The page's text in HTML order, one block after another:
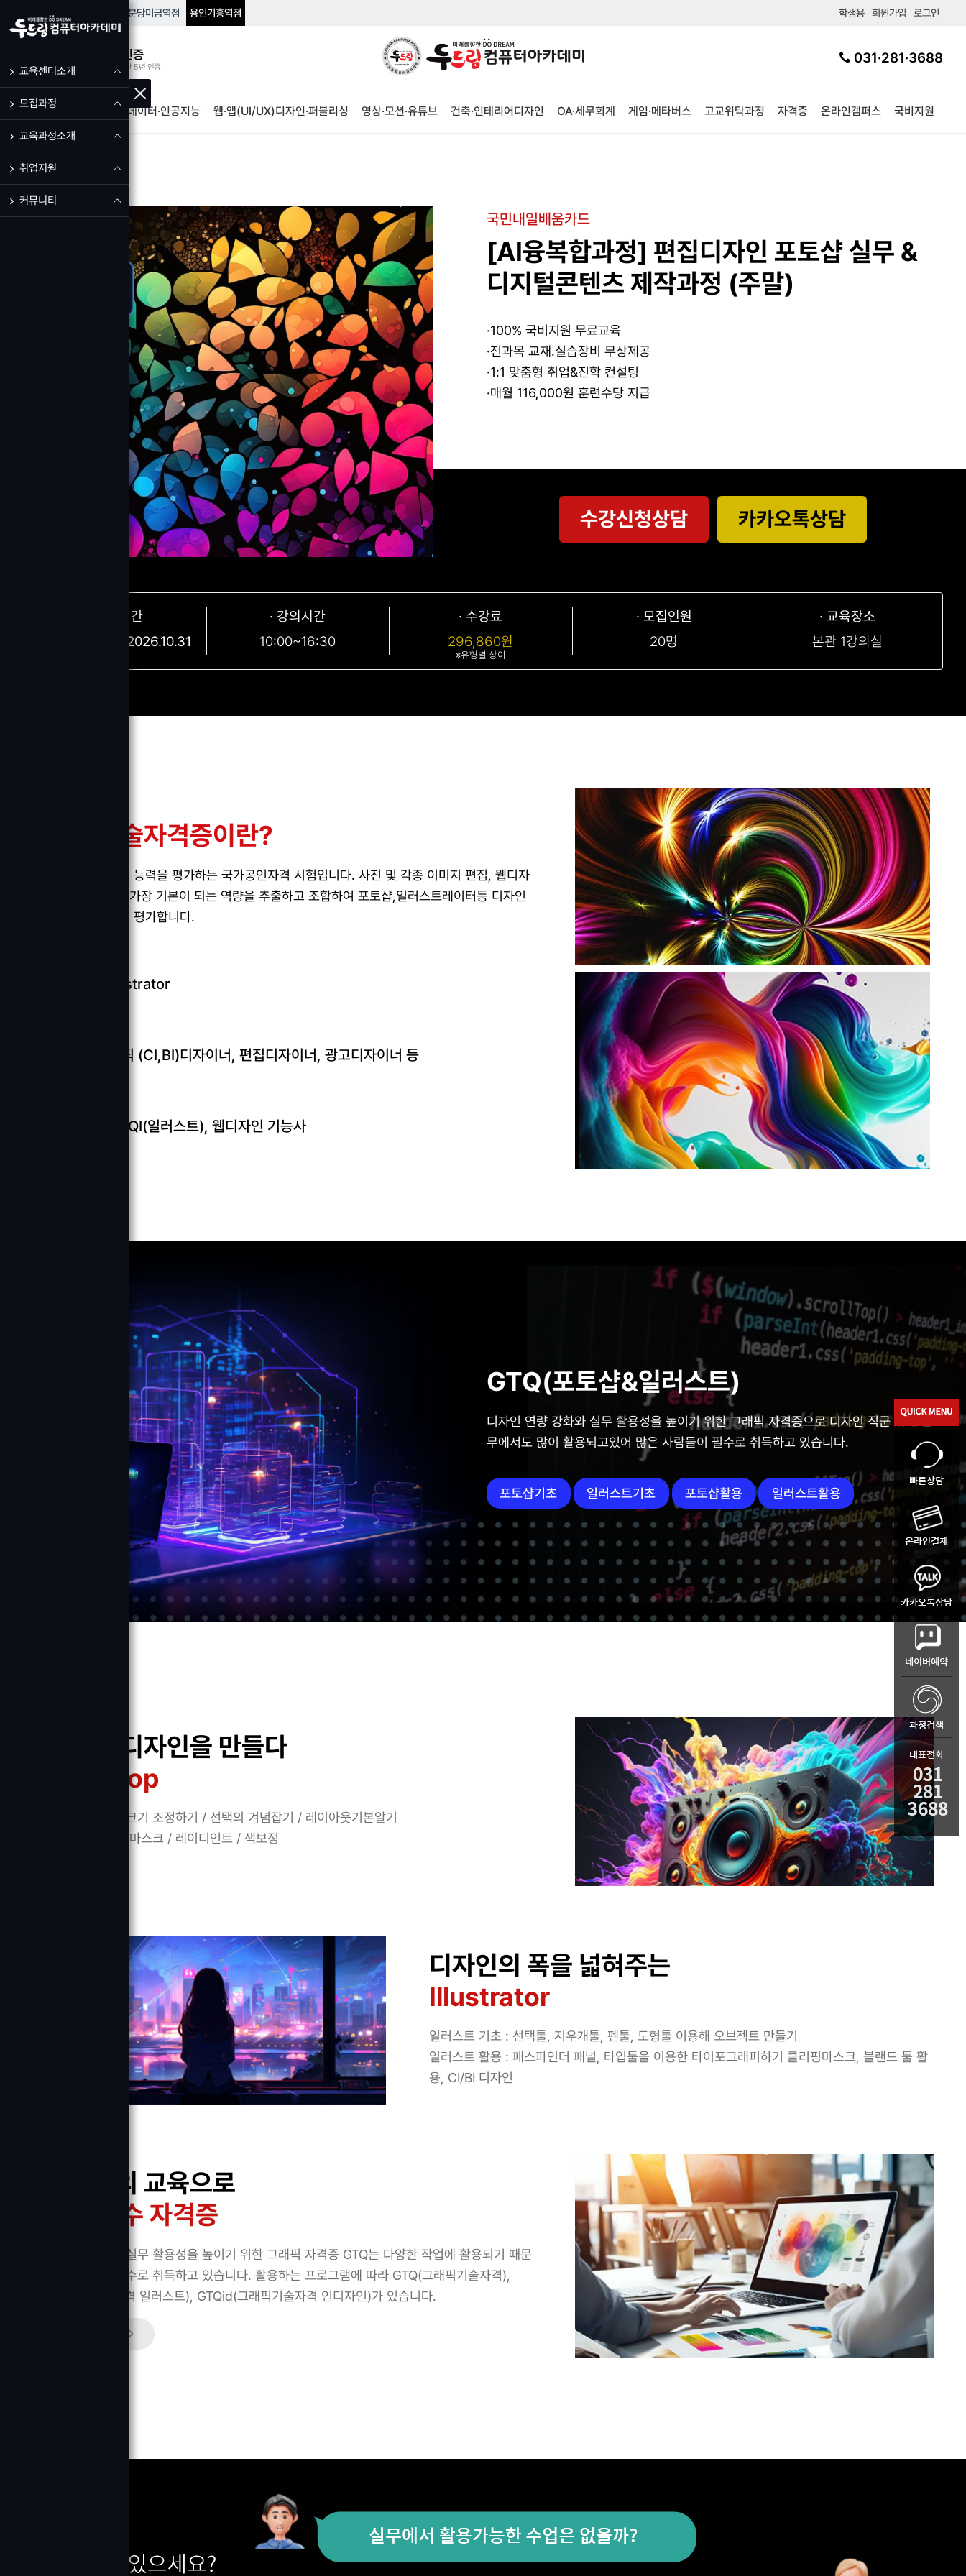
교육센터소개
모집과정
교육과정소개
취업지원
커뮤니티
HOME 분당미금역점 용인기흥역점 학생용 회원가입 로그인
우수훈련기관 인증
고용노동부 우수훈련기관 5년 인증
031·281·3688
IT·프로그램개발 빅데이터·인공지능 웹·앱(UI/UX)디자인·퍼블리싱 영상·모션·유튜브 건축·인테리어디자인 OA·세무회계 게임·메타버스 고교위탁과정 자격증 온라인캠퍼스 국비지원
국민내일배움카드
[AI융복합과정] 편집디자인 포토샵 실무 &
디지털콘텐츠 제작과정 (주말)
·100% 국비지원 무료교육
·전과목 교재.실습장비 무상제공
·1:1 맞춤형 취업&진학 컨설팅
·매월 116,000원 훈련수당 지급
수강신청상담 카카오톡상담
· 교육기간
2026.08.29 ~ 2026.10.31
· 강의시간
10:00~16:30
· 수강료
296,860원
※유형별 상이
· 모집인원
20명
· 교육장소
본관 1강의실
그래픽 기술자격증이란?
컴퓨터그래픽 디자인 능력을 평가하는 국가공인자격 시험입니다. 사진 및 각종 이미지 편집, 웹디자
인 등 디자인에 있어 가장 기본이 되는 역량을 추출하고 조합하여 포토샵,일러스트레이터등 디자인
프로그램을 활용하여 평가합니다.
Photoshop, Illustrator
웹디자이너, 그래픽 (CI,BI)디자이너, 편집디자이너, 광고디자이너 등
GTQ(포토샵), GTQI(일러스트), 웹디자인 기능사
GTQ(포토샵&일러스트)
디자인 연량 강화와 실무 활용성을 높이기 위한 그래픽 자격증으로 디자인 직군 외에 실
무에서도 많이 활용되고있어 많은 사람들이 필수로 취득하고 있습니다.
포토샵기초 일러스트기초 포토샵활용 일러스트활용
유니크한 디자인을 만들다
Photoshop
포토샵기초 : 이미지크기 조정하기 / 선택의 겨념잡기 / 레이아웃기본알기
포토샵활용 : 클리핑 마스크 / 레이디언트 / 색보정
디자인의 폭을 넓혀주는
Illustrator
일러스트 기초 : 선택툴, 지우개툴, 펜툴, 도형툴 이용해 오브젝트 만들기
일러스트 활용 : 패스파인더 패널, 타입툴을 이용한 타이포그래피하기 클리핑마스크, 블랜드 툴 활
용, CI/BI 디자인
실무중심의 교육으로
디자인 필수 자격증
디자인 연량 강화와 실무 활용성을 높이기 위한 그래픽 자격증 GTQ는 다양한 작업에 활용되기 때문
에 많은 사람들이 필수로 취득하고 있습니다. 활용하는 프로그램에 따라 GTQ(그래픽기술자격),
GTQi(그래픽기술자격 일러스트), GTQid(그래픽기술자격 인디자인)가 있습니다.